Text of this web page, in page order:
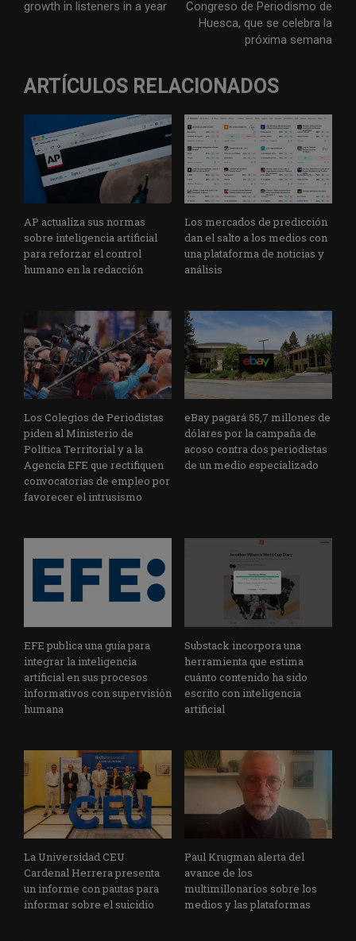
growth in listeners in a year
Congreso de Periodismo de
Huesca, que se celebra la
próxima semana
ARTÍCULOS RELACIONADOS
AP actualiza sus normas
sobre inteligencia artificial
para reforzar el control
humano en la redacción
Los mercados de predicción
dan el salto a los medios con
una plataforma de noticias y
análisis
Los Colegios de Periodistas
piden al Ministerio de
Política Territorial y a la
Agencia EFE que rectifiquen
convocatorias de empleo por
favorecer el intrusismo
eBay pagará 55,7 millones de
dólares por la campaña de
acoso contra dos periodistas
de un medio especializado
EFE publica una guía para
integrar la inteligencia
artificial en sus procesos
informativos con supervisión
humana
Substack incorpora una
herramienta que estima
cuánto contenido ha sido
escrito con inteligencia
artificial
La Universidad CEU
Cardenal Herrera presenta
un informe con pautas para
informar sobre el suicidio
Paul Krugman alerta del
avance de los
multimillonarios sobre los
medios y las plataformas